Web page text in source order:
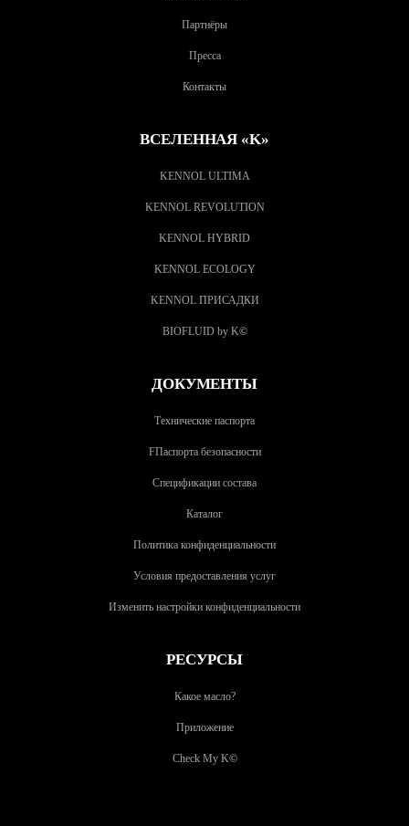
Партнёры
Пресса
Контакты
ВСЕЛЕННАЯ «K»
KENNOL ULTIMA
KENNOL REVOLUTION
KENNOL HYBRID
KENNOL ECOLOGY
KENNOL ПРИСАДКИ
BIOFLUID by K©
ДОКУМЕНТЫ
Технические паспорта
FПаспорта безопасности
Спецификации состава
Каталог
Политика конфиденциальности
Условия предоставления услуг
Изменить настройки конфиденциальности
РЕСУРСЫ
Какое масло?
Приложение
Check My K©